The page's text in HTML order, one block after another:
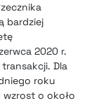
bardziej
2020 r.
Dla
roku
wzrost o około